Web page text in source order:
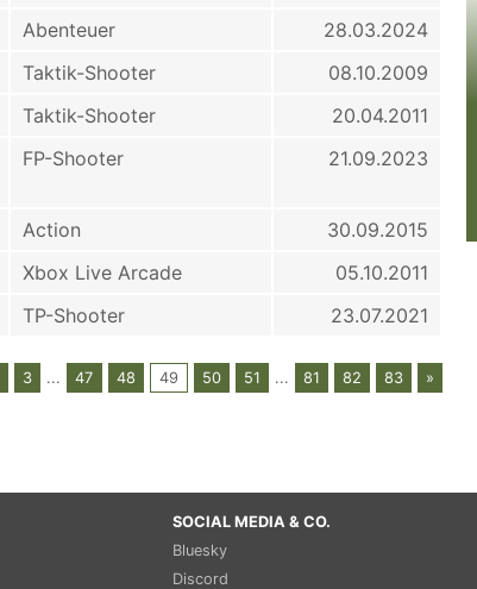
Abenteuer
28.03.2024
Taktik-Shooter
08.10.2009
Taktik-Shooter
20.04.2011
FP-Shooter 21.09.2023
Action
30.09.2015
Xbox Live Arcade
05.10.2011
TP-Shooter 23.07.2021
3 ... 47 48 49 50 51 ... 81 82 83 »
SOCIAL MEDIA & CO.
Bluesky
Discord